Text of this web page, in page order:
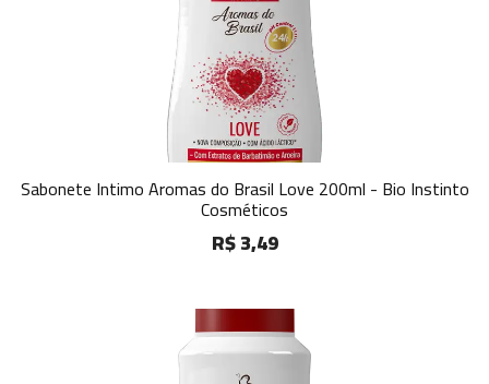
Sabonete Intimo Aromas do Brasil Love 200ml - Bio Instinto
Cosméticos
R$ 3,49